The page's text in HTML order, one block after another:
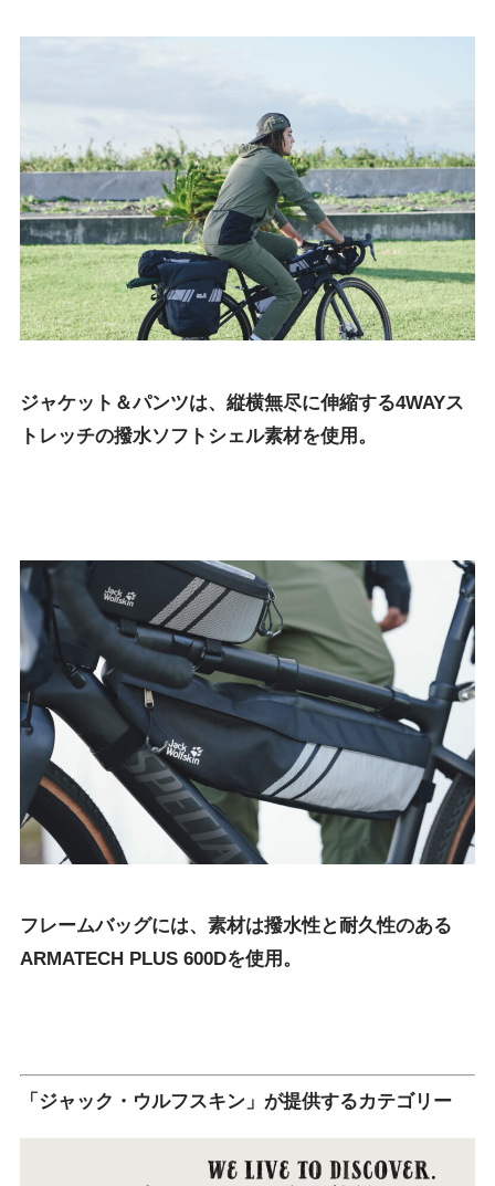
ジャケット＆パンツは、縦横無尽に伸縮する4WAYス
トレッチの撥水ソフトシェル素材を使用。
フレームバッグには、素材は撥水性と耐久性のある
ARMATECH PLUS 600Dを使用。
「ジャック・ウルフスキン」が提供するカテゴリー